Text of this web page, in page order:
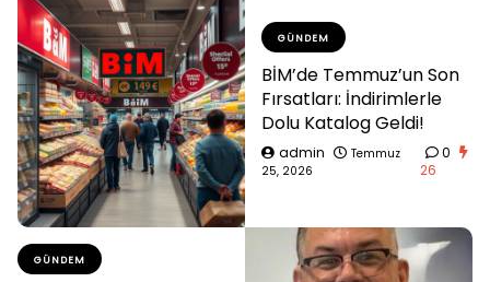
GÜNDEM
BİM’de Temmuz’un Son
Fırsatları: İndirimlerle
Dolu Katalog Geldi!
admin
Temmuz
25, 2026
0
26
GÜNDEM